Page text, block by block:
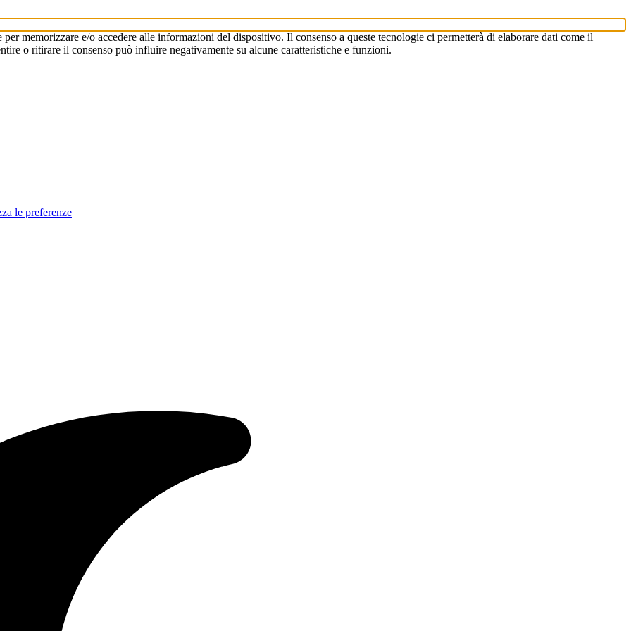
memorizzare e/o accedere alle informazioni del dispositivo. Il consenso a queste tecnologie ci permetterà di elaborare dati come il
o ritirare il consenso può influire negativamente su alcune caratteristiche e funzioni.
le preferenze